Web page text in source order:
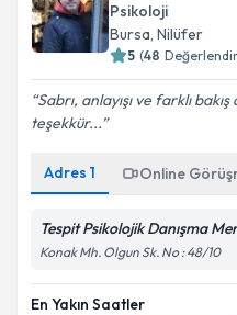
Psikoloji
Bursa, Nilüfer
5 (48
Sabrı, anlayışı ve farklı bakış
teşekkür...
Adres 1 Online
Tespit Psikolojik Danışma
Konak Mh. Olgun Sk. No : 48/10
En Yakın Saatler